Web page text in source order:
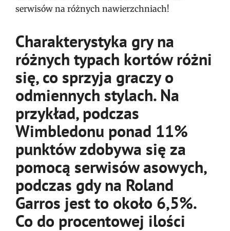
serwisów na różnych nawierzchniach!
Charakterystyka gry na
różnych typach kortów różni
się, co sprzyja graczy o
odmiennych stylach. Na
przykład, podczas
Wimbledonu ponad 11%
punktów zdobywa się za
pomocą serwisów asowych,
podczas gdy na Roland
Garros jest to około 6,5%.
Co do procentowej ilości